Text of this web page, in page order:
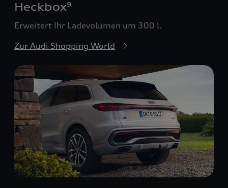
Heckbox9
Erweitert Ihr Ladevolumen um 300 l.
Zur Audi Shopping World